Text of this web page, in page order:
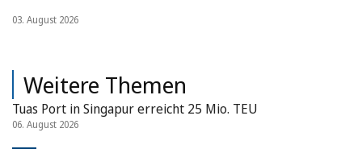
03. August 2026
Weitere Themen
Tuas Port in Singapur erreicht 25 Mio. TEU
06. August 2026